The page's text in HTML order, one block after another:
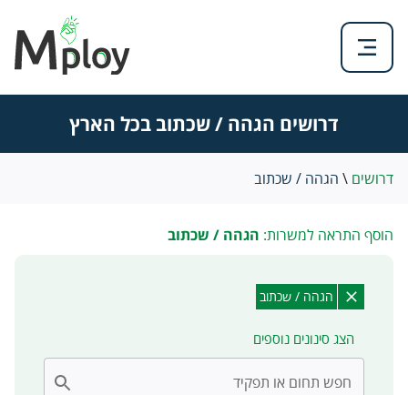
דרושים הגהה / שכתוב בכל הארץ
דרושים \ הגהה / שכתוב
הוסף התראה למשרות: הגהה / שכתוב
הגהה / שכתוב
הצג סינונים נוספים
חפש תחום או תפקיד